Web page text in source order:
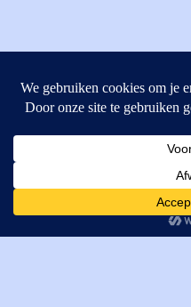
4462GE, Goes
T: +31 (0) 111-484438
M:parts@mitechniek.nl
VAT: NL862802295B01
Cookies helpen ons bij het
gebruik te maken van onze
gebruik van